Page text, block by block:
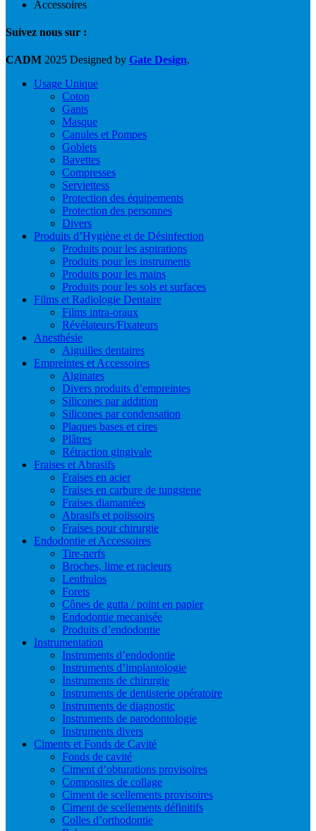
Accessoires
Suivez nous sur :
CADM 2025 Designed by Gate Design.
Usage Unique
Coton
Gants
Masque
Canules et Pompes
Goblets
Bavettes
Compresses
Serviettess
Protection des équipements
Protection des personnes
Divers
Produits d’Hygiène et de Désinfection
Produits pour les aspirations
Produits pour les instruments
Produits pour les mains
Produits pour les sols et surfaces
Films et Radiologie Dentaire
Films intra-oraux
Révélateurs/Fixateurs
Anesthésie
Aiguilles dentaires
Empreintes et Accessoires
Alginates
Divers produits d’empreintes
Silicones par addition
Silicones par condensation
Plaques bases et cires
Plâtres
Rétraction gingivale
Fraises et Abrasifs
Fraises en acier
Fraises en carbure de tungstene
Fraises diamantées
Abrasifs et polissoirs
Fraises pour chirurgie
Endodontie et Accessoires
Tire-nerfs
Broches, lime et racleurs
Lenthulos
Forets
Cônes de gutta / point en papier
Endodontie mecanisée
Produits d’endodontie
Instrumentation
Instruments d’endodontie
Instruments d’implantologie
Instruments de chirurgie
Instruments de dentisterie opératoire
Instruments de diagnostic
Instruments de parodontologie
Instruments divers
Ciments et Fonds de Cavité
Fonds de cavité
Ciment d’obturations provisoires
Composites de collage
Ciment de scellements provisoires
Ciment de scellements définitifs
Colles d’orthodontie